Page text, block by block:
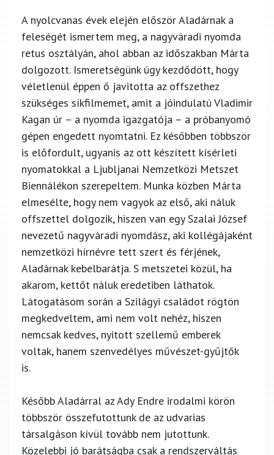
A nyolcvanas évek elején először Aladárnak a
feleségét ismertem meg, a nagyváradi nyomda
retus osztályán, ahol abban az időszakban Márta
dolgozott. Ismeretségünk úgy kezdődött, hogy
véletlenül éppen ő javitotta az offszethez
szükséges síkfilmemet, amit a jóindulatú Vladimir
Kagan úr – a nyomda igazgatója – a próbanyomó
gépen engedett nyomtatni. Ez későbben többször
is előfordult, ugyanis az ott készített kísérleti
nyomatokkal a Ljubljanai Nemzetközi Metszet
Biennálékon szerepeltem. Munka közben Márta
elmesélte, hogy nem vagyok az első, aki náluk
offszettel dolgozik, hiszen van egy Szalai József
nevezetű nagyváradi nyomdász, aki kollégájaként
nemzetközi hírnévre tett szert és férjének,
Aladárnak kebelbarátja. S metszetei közül, ha
akarom, kettőt náluk eredetiben láthatok.
Látogatásom során a Szilágyi családot rögtön
megkedveltem, ami nem volt nehéz, hiszen
nemcsak kedves, nyitott szellemű emberek
voltak, hanem szenvedélyes művészet-gyűjtők
is.
Később Aladárral az Ady Endre irodalmi körön
többször összefutottunk de az udvarias
társalgáson kívül tovább nem jutottunk.
Közelebbi jó barátságba csak a rendszerváltás